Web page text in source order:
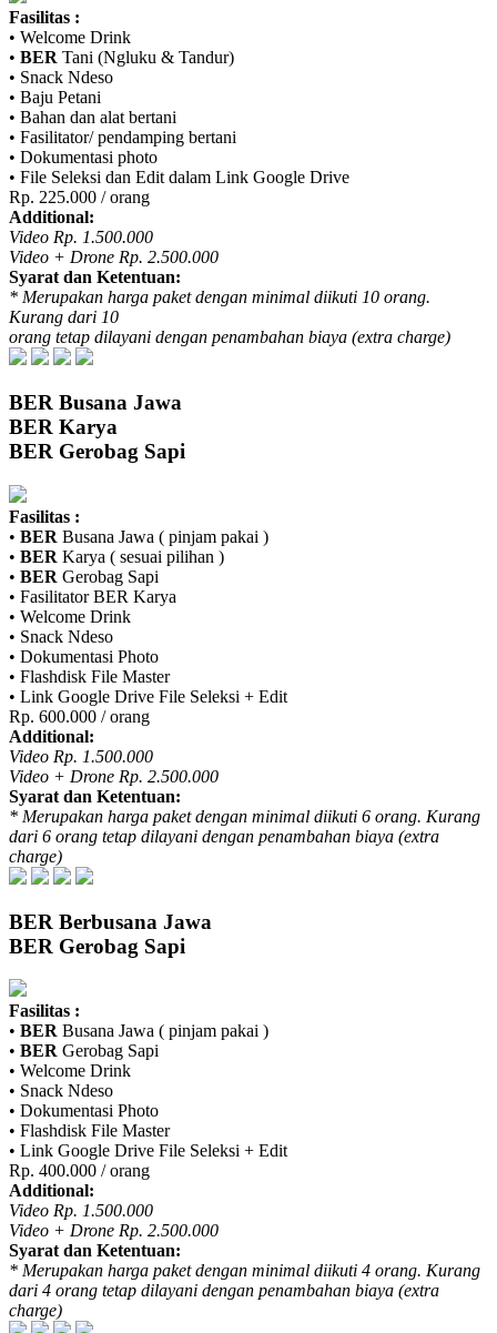
Fasilitas :
• Welcome Drink
• BER Tani (Ngluku & Tandur)
• Snack Ndeso
• Baju Petani
• Bahan dan alat bertani
• Fasilitator/ pendamping bertani
• Dokumentasi photo
• File Seleksi dan Edit dalam Link Google Drive
Rp. 225.000 / orang
Additional:
Video Rp. 1.500.000
Video + Drone Rp. 2.500.000
Syarat dan Ketentuan:
* Merupakan harga paket dengan minimal diikuti 10 orang.
Kurang dari 10
orang tetap dilayani dengan penambahan biaya (extra charge)
BER Busana Jawa
BER Karya
BER Gerobag Sapi
Fasilitas :
• BER Busana Jawa ( pinjam pakai )
• BER Karya ( sesuai pilihan )
• BER Gerobag Sapi
• FasilitatorBER Karya
• Welcome Drink
• Snack Ndeso
• Dokumentasi Photo
• Flashdisk File Master
• Link Google Drive File Seleksi + Edit
Rp. 600.000 / orang
Additional:
Video Rp. 1.500.000
Video + Drone Rp. 2.500.000
Syarat dan Ketentuan:
* Merupakan harga paket dengan minimal diikuti 6 orang. Kurang
dari 6 orang tetap dilayani dengan penambahan biaya (extra
charge)
BER Berbusana Jawa
BER Gerobag Sapi
Fasilitas :
• BER Busana Jawa ( pinjam pakai )
• BER Gerobag Sapi
• Welcome Drink
• Snack Ndeso
• Dokumentasi Photo
• Flashdisk File Master
• Link Google Drive File Seleksi + Edit
Rp. 400.000 / orang
Additional:
Video Rp. 1.500.000
Video + Drone Rp. 2.500.000
Syarat dan Ketentuan:
* Merupakan harga paket dengan minimal diikuti 4 orang. Kurang
dari 4 orang tetap dilayani dengan penambahan biaya (extra
charge)